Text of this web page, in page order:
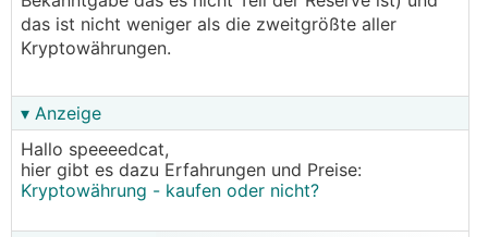
das ist nicht weniger als die zweitgrößte aller
Kryptowährungen.
▾ Anzeige
Hallo speeeedcat,
hier gibt es dazu Erfahrungen und Preise:
Kryptowährung - kaufen oder nicht?